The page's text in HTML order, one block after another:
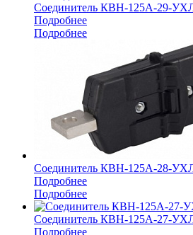
Соединитель КВН-125А-29-
Подробнее
Подробнее
Соединитель КВН-125А-28-
Подробнее
Подробнее
Соединитель КВН-125А-27-
Подробнее